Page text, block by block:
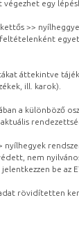
egy
>>
áttekintve
ill. karok).
a különböző
nem
be
rövidítetten